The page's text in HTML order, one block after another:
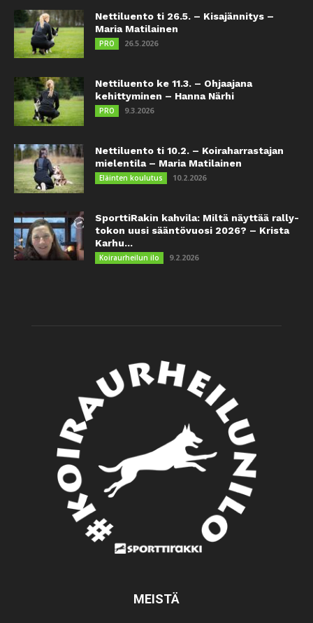
Nettiluento ti 26.5. – Kisajännitys –
Maria Matilainen
PRO 26.5.2026
Nettiluento ke 11.3. – Ohjaajana
kehittyminen – Hanna Närhi
PRO 9.3.2026
Nettiluento ti 10.2. – Koiraharrastajan
mielentila – Maria Matilainen
Eläinten koulutus 10.2.2026
SporttiRakin kahvila: Miltä näyttää rally-
tokon uusi sääntövuosi 2026? – Krista
Karhu...
Koiraurheilun ilo 9.2.2026
MEISTÄ